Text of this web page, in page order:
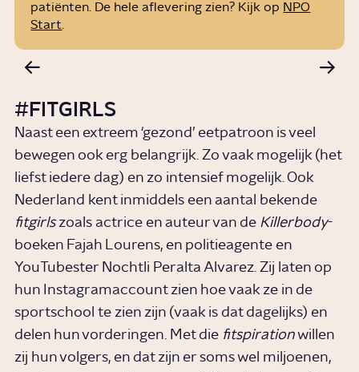
patiënten. De hele aflevering zien? Kijk op NPO
Start.
#FITGIRLS
Naast een extreem ‘gezond’ eetpatroon is veel
bewegen ook erg belangrijk. Zo vaak mogelijk (het
liefst iedere dag) en zo intensief mogelijk. Ook
Nederland kent inmiddels een aantal bekende
fitgirlszoals actrice en auteur van de Killerbody-
boeken Fajah Lourens, en politieagente en
YouTubester Nochtli Peralta Alvarez. Zij laten op
hun Instagramaccount zien hoe vaak ze in de
sportschool te zien zijn (vaak is dat dagelijks) en
delen hun vorderingen. Met die fitspirationwillen
zij hun volgers, en dat zijn er soms wel miljoenen,